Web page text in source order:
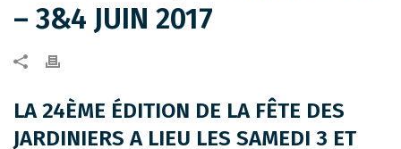
– 3&4 JUIN 2017
LA 24ÈME ÉDITION DE LA FÊTE DES
JARDINIERS A LIEU LES SAMEDI 3 ET